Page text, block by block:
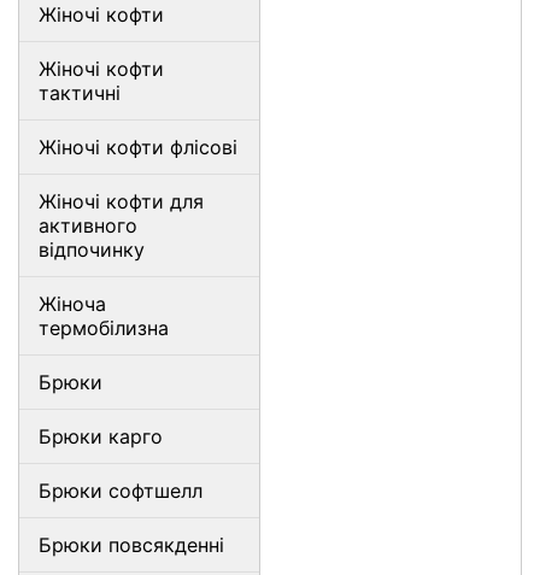
Жіночі кофти
Жіночі кофти
тактичні
Жіночі кофти флісові
Жіночі кофти для
активного
відпочинку
Жіноча
термобілизна
Брюки
Брюки карго
Брюки софтшелл
Брюки повсякденні